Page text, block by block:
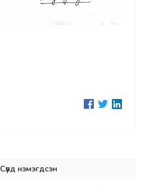
Сүүлд нэмэгдсэн